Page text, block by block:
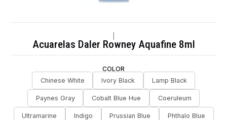
Acuarelas Daler Rowney Aquafine 8ml
COLOR
Chinese White
Ivory Black Lamp Black
Paynes Gray Cobalt Blue Hue Coeruleum
Ultramarine Indigo Prussian Blue Phthalo Blue